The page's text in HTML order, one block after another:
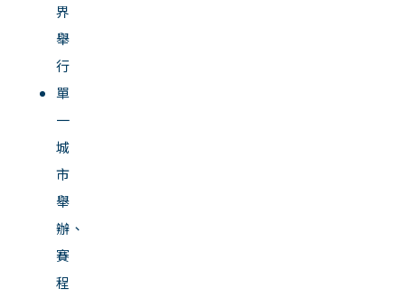
界
舉
行
單
一
城
市
舉
辦、
賽
程